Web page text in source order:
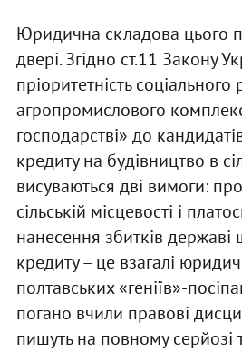
Юридична складова цього
двері. Згідно ст.11 Закону
пріоритетність соціального
агропромислового
господарстві» до
кредиту на будівництво в
висуваються дві вимоги:
сільській місцевості і
нанесення збитків
кредиту – це взагалі
полтавських «геніїв»-
погано вчили правові
пишуть на повному серйозі